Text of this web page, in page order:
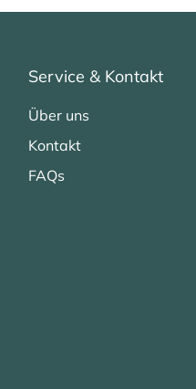
Service & Kontakt
Über uns
Kontakt
FAQs